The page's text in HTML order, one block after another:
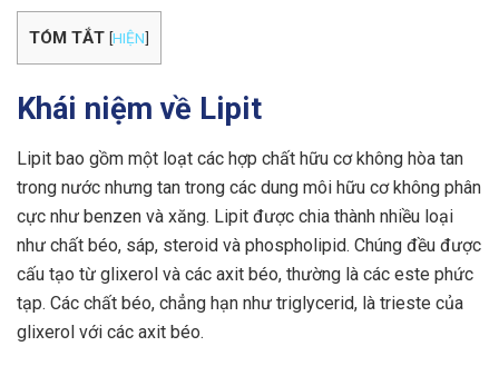
TÓM TẮT [HIỆN]
Khái niệm về Lipit
Lipit bao gồm một loạt các hợp chất hữu cơ không hòa tan
trong nước nhưng tan trong các dung môi hữu cơ không phân
cực như benzen và xăng. Lipit được chia thành nhiều loại
như chất béo, sáp, steroid và phospholipid. Chúng đều được
cấu tạo từ glixerol và các axit béo, thường là các este phức
tạp. Các chất béo, chẳng hạn như triglycerid, là trieste của
glixerol với các axit béo.